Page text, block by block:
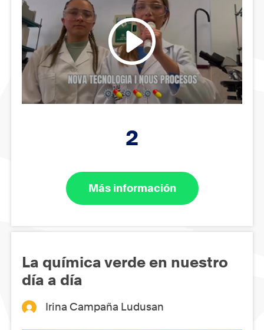
2
Más información
La química verde en nuestro
día a día
Irina Campaña Ludusan